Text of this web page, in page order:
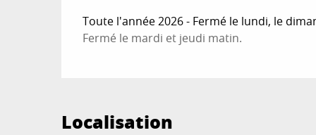
Toute l'année 2026 - Fermé le lundi, le
Fermé le mardi et jeudi matin.
Localisation